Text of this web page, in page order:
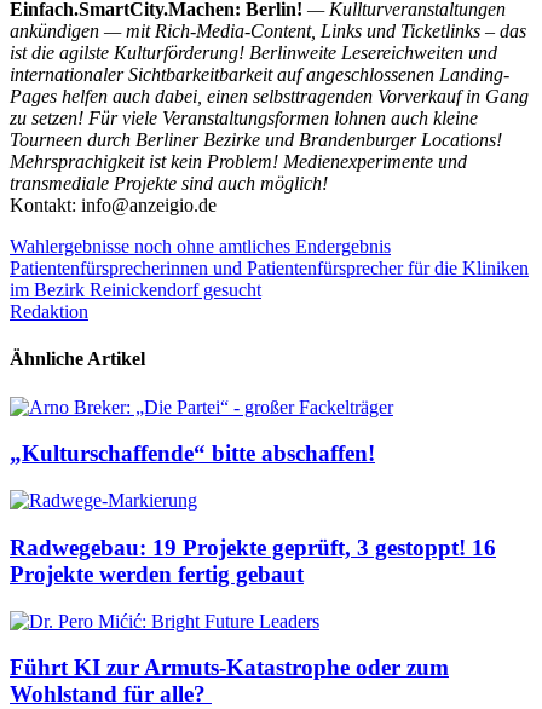
Einfach.SmartCity.Machen: Berlin! — Kullturveranstaltungen
ankündigen — mit Rich-Media-Content, Links und Ticketlinks – das
ist die agilste Kulturförderung! Berlinweite Lesereichweiten und
internationaler Sichtbarkeitbarkeit auf angeschlossenen Landing-
Pages helfen auch dabei, einen selbsttragenden Vorverkauf in Gang
zu setzen! Für viele Veranstaltungsformen lohnen auch kleine
Tourneen durch Berliner Bezirke und Brandenburger Locations!
Mehrsprachigkeit ist kein Problem! Medienexperimente und
transmediale Projekte sind auch möglich!
Kontakt: info@anzeigio.de
Beitrags-
Navigation
Wahlergebnisse noch ohne amtliches Endergebnis
Patientenfürsprecherinnen und Patientenfürsprecher für die Kliniken
im Bezirk Reinickendorf gesucht
Redaktion
Ähnliche Artikel
„Kulturschaffende“ bitte abschaffen!
Radwegebau: 19 Projekte geprüft, 3 gestoppt! 16
Projekte werden fertig gebaut
Führt KI zur Armuts-Katastrophe oder zum
Wohlstand für alle?